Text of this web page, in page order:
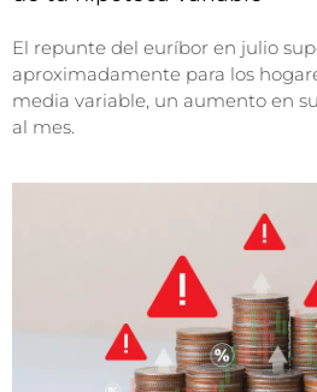
El repunte del euríbor en julio
aproximadamente para los
media variable, un aumento en
al mes.